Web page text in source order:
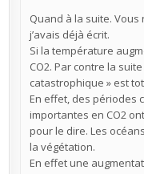
Quand à la suite.
j’avais déjà écrit.
Si la température
CO2. Par contre la
catastrophique » est
En effet, des périodes
importantes en CO2
pour le dire. Les
la végétation.
En effet une